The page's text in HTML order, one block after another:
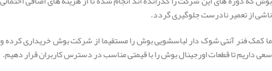
ناشی از تعمیر نادرست جلوگیری گردد.
ما کمک فنر آنتی شوک دار لباسشویی بوش را مستقیما از شرکت بوش خریداری کرده و
سعی داریم تا قطعات اورجینال بوش را با قیمتی مناسب در دسترس کاربران قرار دهیم.